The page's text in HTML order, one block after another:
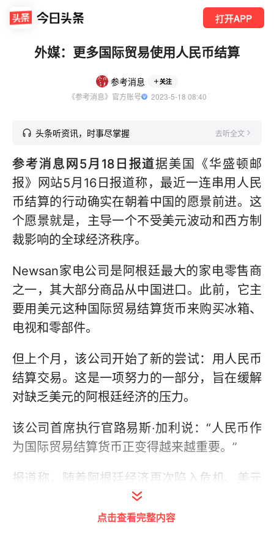
打开APP
外媒：更多国际贸易使用人民币结算
参考消息 关注
《参考消息》官方账号
  2023-5-18 08:40
头条听资讯，时事尽掌握 去听全文
参考消息网5月18日报道据美国《华盛顿邮
报》网站5月16日报道称，最近一连串用人民
币结算的行动确实在朝着中国的愿景前进。这
个愿景就是，主导一个不受美元波动和西方制
裁影响的全球经济秩序。
Newsan家电公司是阿根廷最大的家电零售商
之一，其大部分商品从中国进口。此前，它主
要用美元这种国际贸易结算货币来购买冰箱、
电视和零部件。
但上个月，该公司开始了新的尝试：用人民币
结算交易。这是一项努力的一部分，旨在缓解
对缺乏美元的阿根廷经济的压力。
该公司首席执行官路易斯·加利说：“人民币作
为国际贸易结算货币正变得越来越重要。”
报道称，随着阿根廷经济再次陷入危机、美元
供应不断减少，阿根廷政府4月表示，将用人
民币支付价值约10亿美元的自中国进口的商
点击查看完整内容